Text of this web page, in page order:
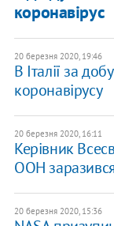
коронавірус
20 березня 2020, 19:46
В Італії за
коронавірусу
20 березня 2020, 16:11
Керівник
ООН
20 березня 2020, 15:36